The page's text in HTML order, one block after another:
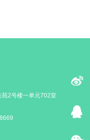
苑2号楼一单元702室